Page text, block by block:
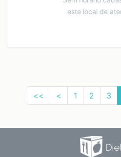
este local de
<< < 1 2 3